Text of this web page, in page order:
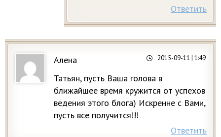
Ответить
Алена 2015-09-11 | 1:49
Татьян, пусть Ваша голова в
ближайшее время кружится от успехов
ведения этого блога) Искренне с Вами,
пусть все получится!!!
Ответить